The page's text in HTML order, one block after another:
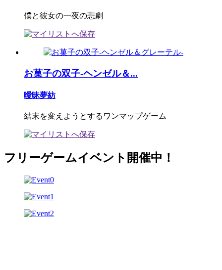
僕と彼女の一夜の悲劇
お菓子の双子-ヘンゼル＆...
曖昧夢紡
結末を変えようとするワンマップゲーム
フリーゲームイベント開催中！